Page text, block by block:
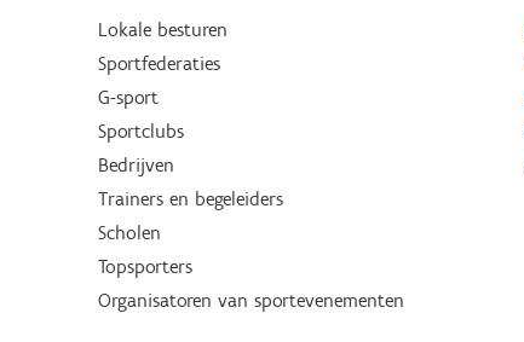
Lokale besturen
Sportfederaties
G-sport
Sportclubs
Bedrijven
Trainers en begeleiders
Scholen
Topsporters
Organisatoren van sportevenementen